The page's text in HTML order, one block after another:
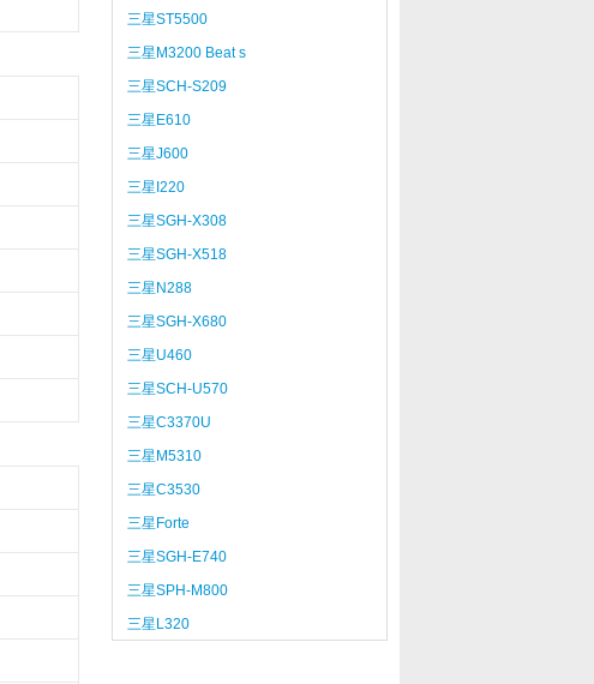
三星ST5500
三星M3200 Beat s
三星SCH-S209
三星E610
三星J600
三星I220
三星SGH-X308
三星SGH-X518
三星N288
三星SGH-X680
三星U460
三星SCH-U570
三星C3370U
三星M5310
三星C3530
三星Forte
三星SGH-E740
三星SPH-M800
三星L320